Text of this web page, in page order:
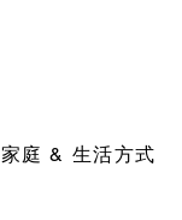
家庭 & 生活方式